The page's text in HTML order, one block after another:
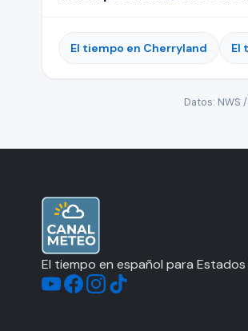
El tiempo en Cherryland El
Datos: NWS
El tiempo en español para Estados